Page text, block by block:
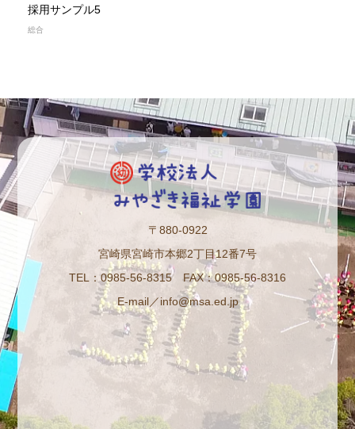
採用サンプル5
総合
〒880-0922
宮崎県宮崎市本郷2丁目12番7号
TEL：0985-56-8315 FAX：0985-56-8316
E-mail／info@msa.ed.jp